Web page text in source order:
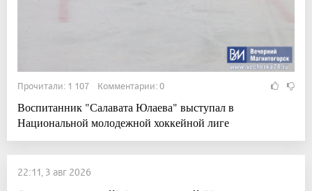
Прочитали: 1 107 Комментарии: 0
Воспитанник "Салавата Юлаева" выступал в
Национальной молодежной хоккейной лиге
22:11, 3 авг 2026